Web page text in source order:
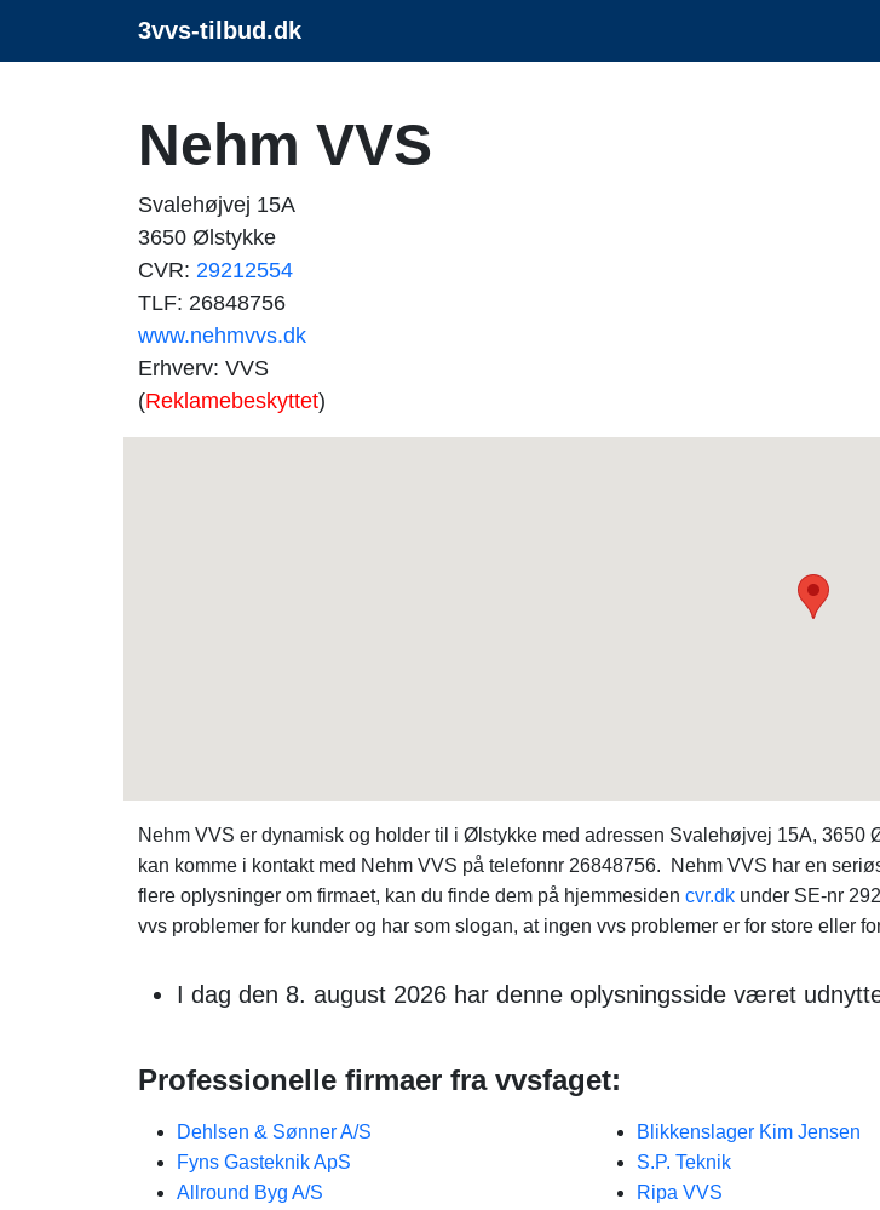
3vvs-tilbud.dk
Nehm VVS
Svalehøjvej 15A
3650 Ølstykke
CVR: 29212554
TLF: 26848756
www.nehmvvs.dk
Erhverv: VVS
(Reklamebeskyttet)
Nehm VVS er dynamisk og holder til i Ølstykke med adressen Svalehøjvej 15A,
kan komme i kontakt med Nehm VVS på telefonnr 26848756. Nehm VVS har en
flere oplysninger om firmaet, kan du finde dem på hjemmesiden cvr.dk under SE-nr
vvs problemer for kunder og har som slogan, at ingen vvs problemer er for store eller
I dag den 8. august 2026 har denne oplysningsside været
Professionelle firmaer fra vvsfaget:
Dehlsen & Sønner A/S
Fyns Gasteknik​ ApS
Allround Byg A/S
Blikkenslager Kim Jensen
S.P. Teknik
Ripa VVS